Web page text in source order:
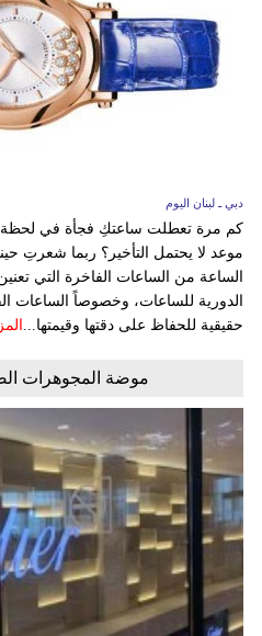
دبي ـ لبنان اليوم
كم مرة تعطلت ساعتكِ فجأة في لحظة
موعد لا يحتمل التأخير؟ ربما شعرتِ
الساعة من الساعات الفاخرة التي
الدورية للساعات، وخصوصاً الساعات
حقيقية للحفاظ على دقتها وقيمتها...
موضة المجوهرات